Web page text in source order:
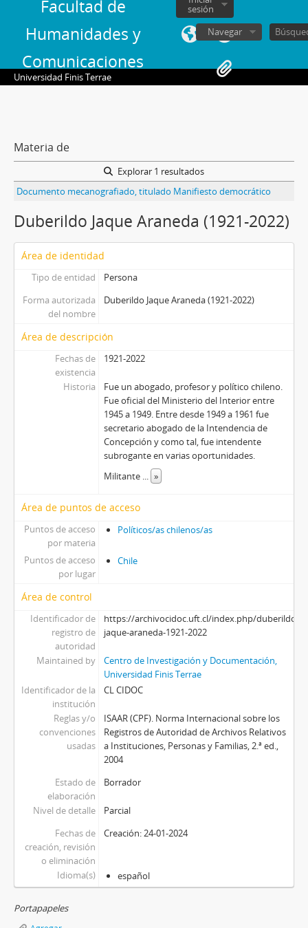
Facultad de
Humanidades y
Comunicaciones
sesión
Navegar
Universidad Finis Terrae
Materia de
Explorar 1 resultados
Documento mecanografiado, titulado Manifiesto democrático
Duberildo Jaque Araneda (1921-2022)
Área de identidad
Tipo de entidad
Persona
Forma autorizada
del nombre
Duberildo Jaque Araneda (1921-2022)
Área de descripción
Fechas de
existencia
1921-2022
Historia
Fue un abogado, profesor y político chileno.
Fue oficial del Ministerio del Interior entre
1945 a 1949. Entre desde 1949 a 1961 fue
secretario abogado de la Intendencia de
Concepción y como tal, fue intendente
subrogante en varias oportunidades.
Militante ... »
Área de puntos de acceso
Puntos de acceso
por materia
Políticos/as chilenos/as
Puntos de acceso
por lugar
Chile
Área de control
Identificador de
registro de
autoridad
https://archivocidoc.uft.cl/index.php/duberildo-
jaque-araneda-1921-2022
Maintained by
Centro de Investigación y Documentación,
Universidad Finis Terrae
Identificador de la
institución
CL CIDOC
Reglas y/o
convenciones
usadas
ISAAR (CPF). Norma Internacional sobre los
Registros de Autoridad de Archivos Relativos
a Instituciones, Personas y Familias, 2.ª ed.,
2004
Estado de
elaboración
Borrador
Nivel de detalle
Parcial
Fechas de
creación, revisión
o eliminación
Creación: 24-01-2024
Idioma(s) español
Portapapeles